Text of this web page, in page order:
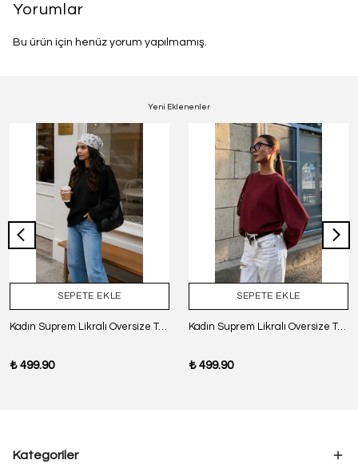
Yorumlar
Bu ürün için henüz yorum yapılmamış.
Yeni Eklenenler
SEPETE EKLE
Kadın Suprem Likralı Oversize T-Shirt - SİYAH
₺ 499.90
SEPETE EKLE
Kadın Suprem Likralı Oversize T-Shirt - BORDO
₺ 499.90
Kategoriler